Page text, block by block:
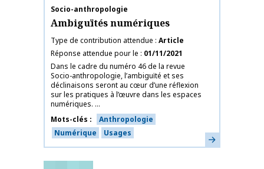
Nom de la publication
Socio-anthropologie
Ambiguïtés numériques
Type de contribution attendue Article
Réponse attendue pour le
01/11/2021
Dans le cadre du numéro 46 de la revue
Socio-anthropologie, l’ambiguïté et ses
déclinaisons seront au cœur d’une réflexion
sur les pratiques à l’œuvre dans les espaces
numériques. ...
Mots-clés
Anthropologie
Numérique
Usages En savoir plus